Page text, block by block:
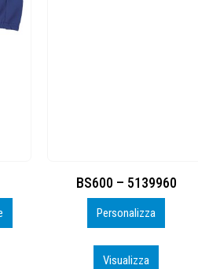
Toppe ricamate in HD
Personalizza
Visualizza